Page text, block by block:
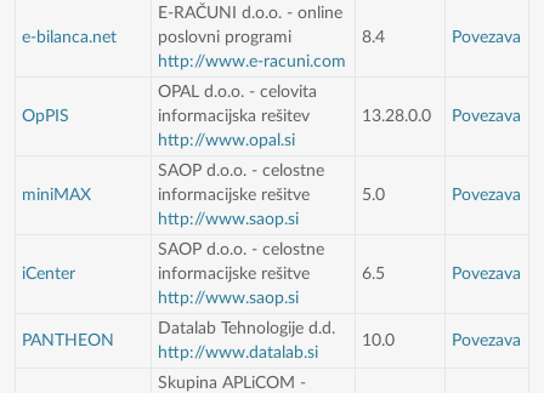
e-bilanca.net
E-RAČUNI d.o.o. - online
poslovni programi
http://www.e-racuni.com
8.4 Povezava
OpPIS
OPAL d.o.o. - celovita
informacijska rešitev
http://www.opal.si
13.28.0.0 Povezava
miniMAX
SAOP d.o.o. - celostne
informacijske rešitve
http://www.saop.si
5.0 Povezava
iCenter
SAOP d.o.o. - celostne
informacijske rešitve
http://www.saop.si
6.5 Povezava
PANTHEON
Datalab Tehnologije d.d.
http://www.datalab.si
10.0 Povezava
Skupina APLiCOM -